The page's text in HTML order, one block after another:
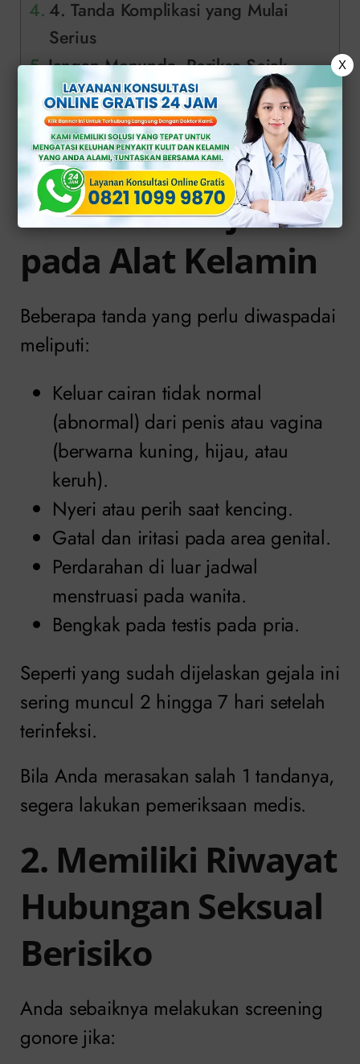
4. Tanda Komplikasi yang Mulai
Serius
Jangan Menunda, Periksa Sejak
Dini
Solusi Tepat Atasi Gonore di Klinik
Apollo
1. Muncul Gejala
pada Alat Kelamin
Beberapa tanda yang perlu diwaspadai
meliputi:
Keluar cairan tidak normal
(abnormal) dari penis atau vagina
(berwarna kuning, hijau, atau
keruh).
Nyeri atau perih saat kencing.
Gatal dan iritasi pada area genital.
Perdarahan di luar jadwal
menstruasi pada wanita.
Bengkak pada testis pada pria.
Seperti yang sudah dijelaskan gejala ini
sering muncul 2 hingga 7 hari setelah
terinfeksi.
Bila Anda merasakan salah 1 tandanya,
segera lakukan pemeriksaan medis.
2. Memiliki Riwayat
Hubungan Seksual
Berisiko
Anda sebaiknya melakukan screening
gonore jika:
X